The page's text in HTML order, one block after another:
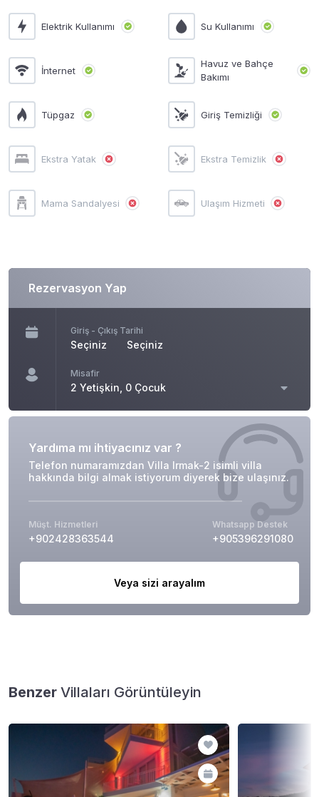
Rezervasyon Yap
Giriş - Çıkış Tarihi
Seçiniz Seçiniz
Misafir
2 Yetişkin, 0 Çocuk
Yardıma mı ihtiyacınız var ?
Telefon numaramızdan Villa Irmak-2 isimli villa
hakkında bilgi almak istiyorum diyerek bize ulaşınız.
Müşt. Hizmetleri
+902428363544
Whatsapp Destek
+905396291080
Veya sizi arayalım
Elektrik Kullanımı Su Kullanımı
İnternet
Havuz ve Bahçe
Bakımı
Tüpgaz Giriş Temizliği
Ekstra Yatak Ekstra Temizlik
Mama Sandalyesi Ulaşım Hizmeti
Benzer Villaları Görüntüleyin